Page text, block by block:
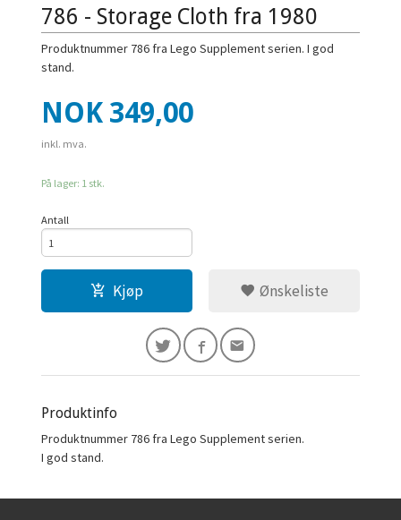
786 - Storage Cloth fra 1980
Produktnummer 786 fra Lego Supplement serien. I god
stand.
Pris
NOK 349,00
inkl. mva.
På lager: 1 stk.
Antall
Kjøp Ønskeliste
Produktinfo
Produktnummer 786 fra Lego Supplement serien.
I god stand.